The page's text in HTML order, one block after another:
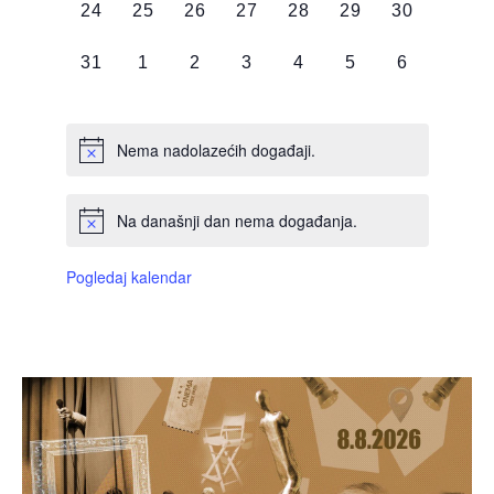
0
24
0
25
0
26
0
27
0
28
0
29
0
30
0
31
0
1
0
2
0
3
0
4
0
5
0
6
Nema nadolazećih događaji.
Na današnji dan nema događanja.
Pogledaj kalendar